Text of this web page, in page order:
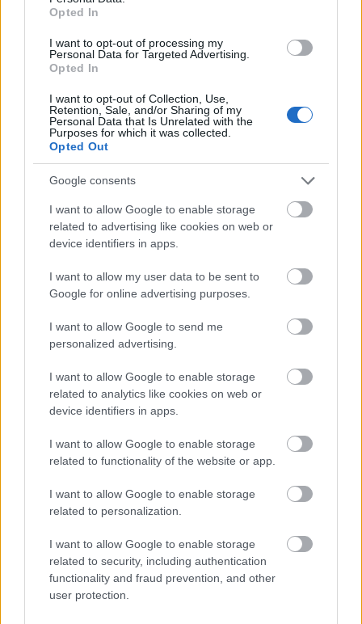
Opted In
I want to opt-out of processing my
Personal Data for Targeted Advertising.
Opted In
I want to opt-out of Collection, Use,
Retention, Sale, and/or Sharing of my
Personal Data that Is Unrelated with the
Purposes for which it was collected.
Opted Out
Google consents
I want to allow Google to enable storage
related to advertising like cookies on web or
device identifiers in apps.
I want to allow my user data to be sent to
Google for online advertising purposes.
I want to allow Google to send me
personalized advertising.
I want to allow Google to enable storage
related to analytics like cookies on web or
device identifiers in apps.
I want to allow Google to enable storage
related to functionality of the website or app.
I want to allow Google to enable storage
related to personalization.
I want to allow Google to enable storage
related to security, including authentication
functionality and fraud prevention, and other
user protection.
Messengeren
Itt állíthatod be , hogy a Google
keresőben könnyebben megtaláld a
glamour.hu cikkeit
ADAM LEVINE BEHATI PRINSLOO